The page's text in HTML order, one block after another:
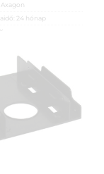
Axagon
24 hónap